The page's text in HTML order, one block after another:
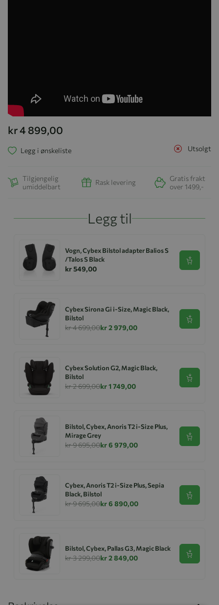
kr 4 899,00
Utsolgt
Legg i ønskeliste
Tilgjengelig
umiddelbart
Rask levering
Gratis frakt
over 1499,-
Legg til
Vogn, Cybex Bilstol adapter Balios S
/Talos S Black
kr 549,00
Se
Cybex Sirona Gi i-Size, Magic Black,
Bilstol
kr 4 699,00kr 2 979,00
Se
Cybex Solution G2, Magic Black,
Bilstol
kr 2 699,00kr 1 749,00
Se
Bilstol, Cybex, Anoris T2 i-Size Plus,
Mirage Grey
kr 9 695,00kr 6 979,00
Se
Cybex, Anoris T2 i-Size Plus, Sepia
Black, Bilstol
kr 9 695,00kr 6 890,00
Se
Bilstol, Cybex, Pallas G3, Magic Black
kr 3 299,00kr 2 849,00 Se